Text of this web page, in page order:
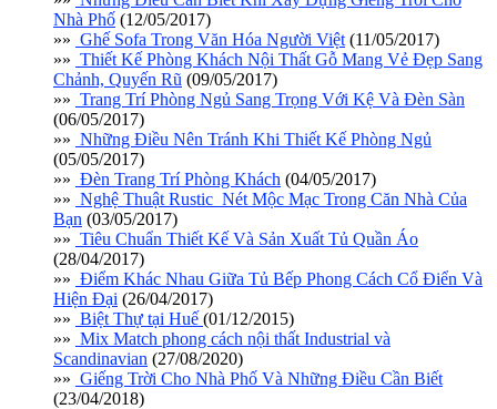
Nhà Phố (12/05/2017)
»» Ghế Sofa Trong Văn Hóa Người Việt (11/05/2017)
»» Thiết Kế Phòng Khách Nội Thất Gỗ Mang Vẻ Đẹp Sang
Chảnh, Quyến Rũ (09/05/2017)
»» Trang Trí Phòng Ngủ Sang Trọng Với Kệ Và Đèn Sàn
(06/05/2017)
»» Những Điều Nên Tránh Khi Thiết Kế Phòng Ngủ
(05/05/2017)
»» Đèn Trang Trí Phòng Khách (04/05/2017)
»» Nghệ Thuật Rustic_Nét Mộc Mạc Trong Căn Nhà Của
Bạn (03/05/2017)
»» Tiêu Chuẩn Thiết Kế Và Sản Xuất Tủ Quần Áo
(28/04/2017)
»» Điểm Khác Nhau Giữa Tủ Bếp Phong Cách Cổ Điển Và
Hiện Đại (26/04/2017)
»» Biệt Thự tại Huế (01/12/2015)
»» Mix Match phong cách nội thất Industrial và
Scandinavian (27/08/2020)
»» Giếng Trời Cho Nhà Phố Và Những Điều Cần Biết
(23/04/2018)